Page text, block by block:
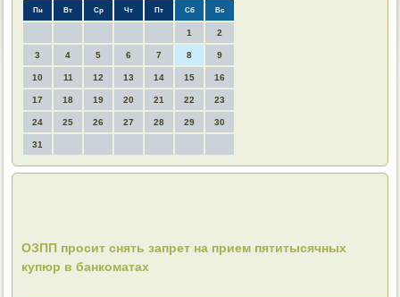
Пн Вт Ср Чт Пт Сб Вс
1 2
3 4 5 6 7 8 9
10 11 12 13 14 15 16
17 18 19 20 21 22 23
24 25 26 27 28 29 30
31
ОЗПП просит снять запрет на прием пятитысячных
купюр в банкоматах